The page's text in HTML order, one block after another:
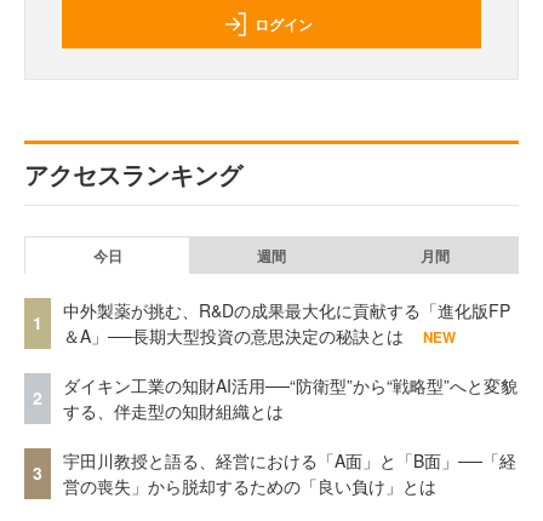
ログイン
アクセスランキング
今日 週間 月間
1
中外製薬が挑む、R&Dの成果最大化に貢献する「進化版FP
＆A」──長期大型投資の意思決定の秘訣とは
NEW
2
ダイキン工業の知財AI活用──“防衛型”から“戦略型”へと変貌
する、伴走型の知財組織とは
3
宇田川教授と語る、経営における「A面」と「B面」──「経
営の喪失」から脱却するための「良い負け」とは